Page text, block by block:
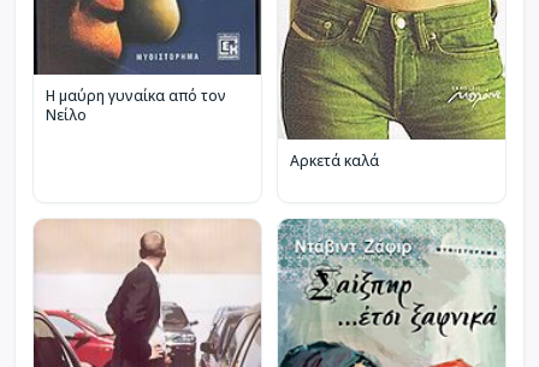
Η μαύρη γυναίκα από τον
Νείλο
Αρκετά καλά